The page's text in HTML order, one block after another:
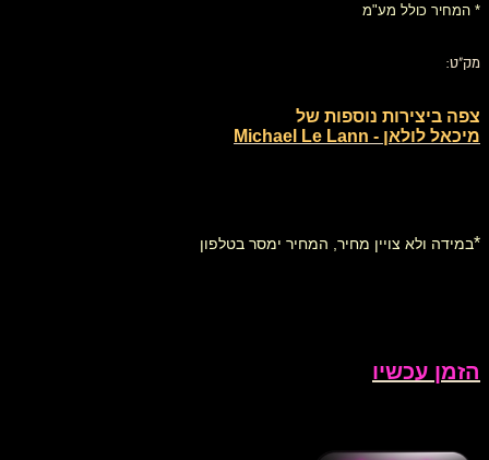
* המחיר כולל מע"מ
מק"ט:
צפה ביצירות נוספות של
מיכאל לולאן - Michael Le Lann
*במידה ולא צויין מחיר, המחיר ימסר בטלפון
הזמן עכשיו